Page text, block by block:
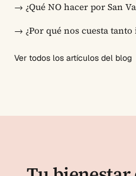
→ ¿Qué NO hacer por San
→ ¿Por qué nos cuesta
Ver todos los artículos del blog